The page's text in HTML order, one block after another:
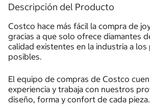
Descripción del Producto
Costco hace más fácil la compra de
gracias a que solo ofrece diamantes
calidad existentes en la industria a los
posibles.
El equipo de compras de Costco
experiencia y trabaja con nuestros
diseño, forma y confort de cada pieza.